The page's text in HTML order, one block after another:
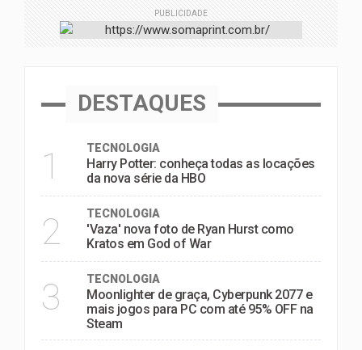
PUBLICIDADE
DESTAQUES
1 TECNOLOGIA
Harry Potter: conheça todas as locações
da nova série da HBO
2 TECNOLOGIA
'Vaza' nova foto de Ryan Hurst como
Kratos em God of War
3 TECNOLOGIA
Moonlighter de graça, Cyberpunk 2077 e
mais jogos para PC com até 95% OFF na
Steam